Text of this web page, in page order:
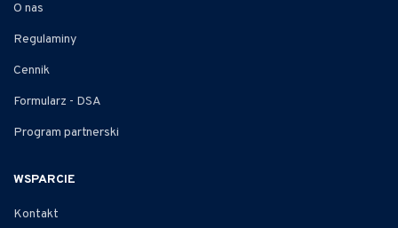
O nas
Regulaminy
Cennik
Formularz - DSA
Program partnerski
WSPARCIE
Kontakt